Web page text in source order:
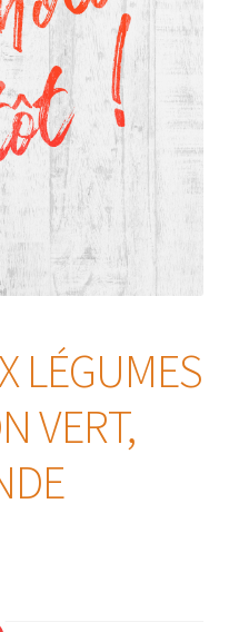
LÉGUMES
VERT,